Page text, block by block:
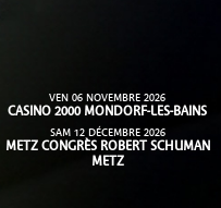
VEN 06 NOVEMBRE 2026
CASINO 2000 MONDORF-LES-BAINS
SAM 12 DÉCEMBRE 2026
METZ CONGRÈS ROBERT SCHUMAN
METZ